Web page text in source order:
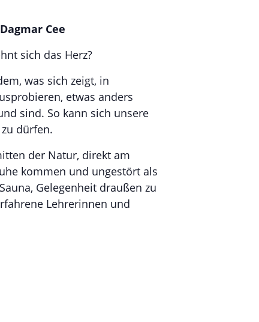
Cee
sich das Herz?
was sich zeigt, in
etwas anders
sind. So kann sich unsere
dürfen.
der Natur, direkt am
kommen und ungestört als
Gelegenheit draußen zu
Lehrerinnen und